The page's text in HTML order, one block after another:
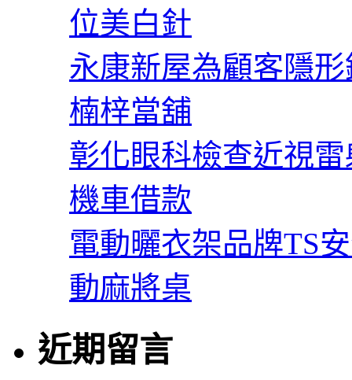
位美白針
永康新屋為顧客隱
楠梓當舖
彰化眼科檢查近視
機車借款
電動曬衣架品牌TS
動麻將桌
近期留言